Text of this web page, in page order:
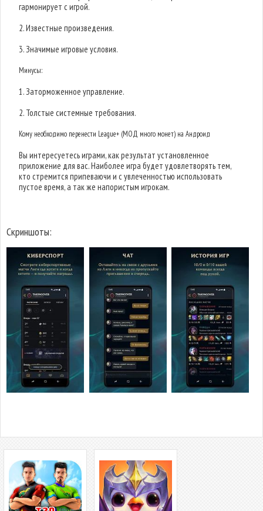
гармонирует с игрой.
2. Известные произведения.
3. Значимые игровые условия.
Минусы:
1. Заторможенное управление.
2. Толстые системные требования.
Кому необходимо перенести League+ (МОД много монет) на Андроид
Вы интересуетесь играми, как результат установленное
приложение для вас. Наиболее игра будет удовлетворять тем,
кто стремится припеваючи и с увлеченностью использовать
пустое время, а так же напористым игрокам.
Скриншоты: